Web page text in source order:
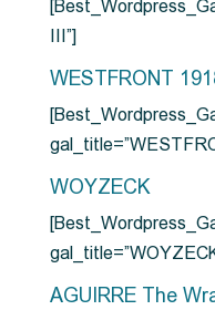
III”]
WESTFRONT
WOYZECK
AGUIRRE The